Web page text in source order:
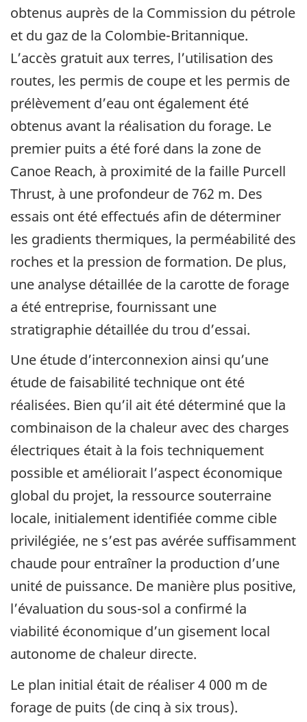
obtenus auprès de la Commission du pétrole
et du gaz de la Colombie-Britannique.
L’accès gratuit aux terres, l’utilisation des
routes, les permis de coupe et les permis de
prélèvement d’eau ont également été
obtenus avant la réalisation du forage. Le
premier puits a été foré dans la zone de
Canoe Reach, à proximité de la faille Purcell
Thrust, à une profondeur de 762 m. Des
essais ont été effectués afin de déterminer
les gradients thermiques, la perméabilité des
roches et la pression de formation. De plus,
une analyse détaillée de la carotte de forage
a été entreprise, fournissant une
stratigraphie détaillée du trou d’essai.
Une étude d’interconnexion ainsi qu’une
étude de faisabilité technique ont été
réalisées. Bien qu’il ait été déterminé que la
combinaison de la chaleur avec des charges
électriques était à la fois techniquement
possible et améliorait l’aspect économique
global du projet, la ressource souterraine
locale, initialement identifiée comme cible
privilégiée, ne s’est pas avérée suffisamment
chaude pour entraîner la production d’une
unité de puissance. De manière plus positive,
l’évaluation du sous-sol a confirmé la
viabilité économique d’un gisement local
autonome de chaleur directe.
Le plan initial était de réaliser 4 000 m de
forage de puits (de cinq à six trous).